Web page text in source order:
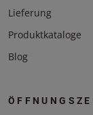
Lieferung
Produktkataloge
Blog